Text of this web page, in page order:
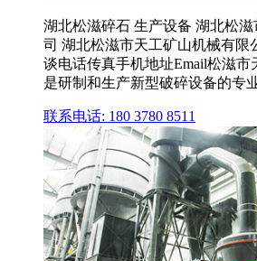
湖北松滋碎石 生产设备 湖北松
司 湖北松滋市天工矿山机械有限
谈电话传真手机地址Email松滋市
是研制和生产新型破碎设备的专
联系电话: 180 3780 8511